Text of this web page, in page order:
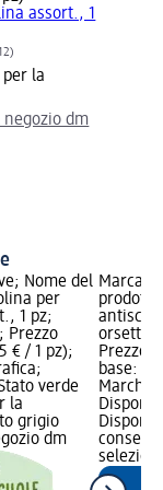
assort., 1
per la
dm
Nome del
per
1 pz;
Prezzo
€ / 1 pz);
verde
la
grigio
dm
Marca:
orsetto
Prezzo:
base: 1
Marchio